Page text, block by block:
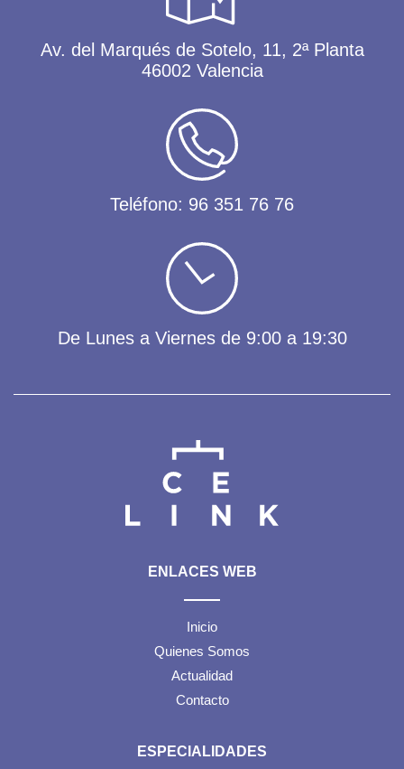
Av. del Marqués de Sotelo, 11, 2ª Planta
46002 Valencia
Teléfono: 96 351 76 76
De Lunes a Viernes de 9:00 a 19:30
ENLACES WEB
Inicio
Quienes Somos
Actualidad
Contacto
ESPECIALIDADES